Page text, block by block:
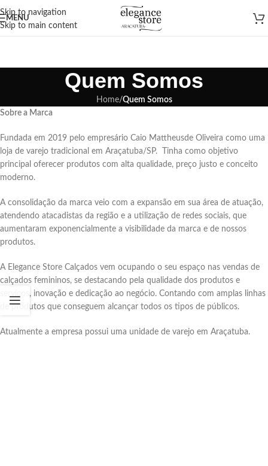
Skip to navigation
Skip to main content
MENU
Quem Somos
Home/Quem Somos
Sobre a Marca
Fundada em 2019 pelo empresário Caio Mattheusde Oliveira como uma
loja de varejo tradicional em Araçatuba/SP. Tinha como objetivo
principal oferecer produtos com alta qualidade, preço justo e conceito
moderno.
A consolidação da marca veio com a expansão em sua área de atuação,
atendendo atacadistas da região e a utilização de redes sociais, que
aumentaram exponencialmente a visibilidade da marca e de nossos
produtos.
A Elegance Store Calçados vem ocupando o seu espaço nas vendas de
calçados femininos, se destacando pela qualidade dos produtos e
serviços, inovação e dedicação ao negócio. Contando com amplas linhas
de produtos que conseguem alcançar todos os tipos de públicos.
Atualmente a empresa possui uma unidade de varejo em Araçatuba.